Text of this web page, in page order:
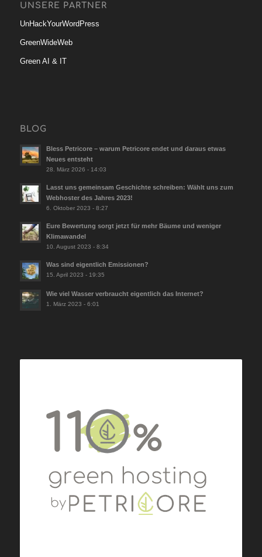
UNSERE PARTNER
UnHackYourWordPress
GreenWideWeb
Green AI & IT
BLOG
Bless Petricore – warum Petricore endet und daraus etwas
Neues entsteht
28. März 2026 - 14:03
Lasst uns gemeinsam Geschichte schreiben: Wählt uns zum
Webhoster des Jahres 2023!
6. Oktober 2023 - 8:27
Eure Bewertung sorgt jetzt für mehr Bäume und weniger
Klimawandel
10. August 2023 - 8:34
Was sind eigentlich Emissionen?
15. April 2023 - 19:35
Wie viel Wasser verbraucht eigentlich das Internet?
1. März 2023 - 6:01